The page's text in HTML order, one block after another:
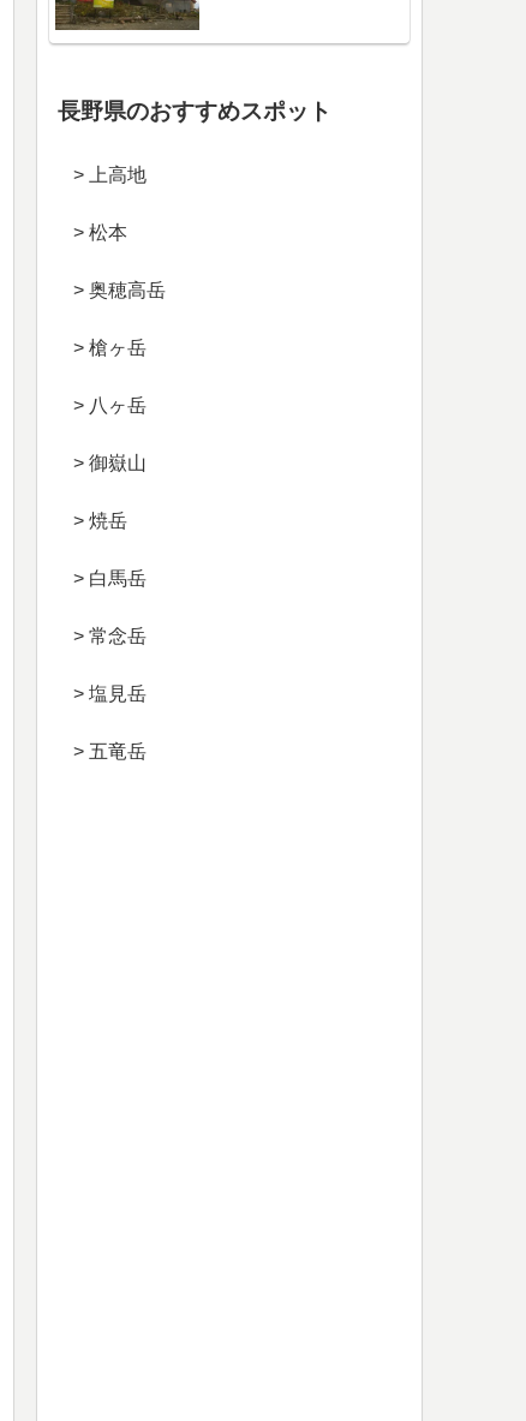
長野県のおすすめスポット
> 上高地
> 松本
> 奥穂高岳
> 槍ヶ岳
> 八ヶ岳
> 御嶽山
> 焼岳
> 白馬岳
> 常念岳
> 塩見岳
> 五竜岳